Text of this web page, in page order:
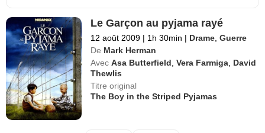
Le Garçon au pyjama rayé
12 août 2009 | 1h 30min | Drame ,Guerre
De Mark Herman
Avec Asa Butterfield ,Vera Farmiga David
Thewlis
Titre original
The Boy in the Striped Pyjamas